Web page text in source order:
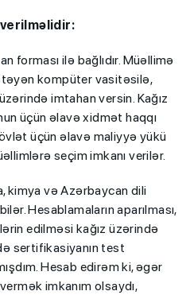
forması ilə bağlıdır. Müəllimə
kompüter vasitəsilə,
imtahan versin. Kağız
üçün əlavə xidmət haqqı
üçün əlavə maliyyə yükü
seçim imkanı verilər.
kimya və Azərbaycan dili
Hesablamaların aparılması,
edilməsi kağız üzərində
sertifikasiyanın test
Hesab edirəm ki, əgər
vermək imkanım olsaydı,